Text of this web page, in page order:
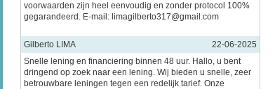
voorwaarden zijn heel eenvoudig en zonder protocol 100%
gegarandeerd. E-mail: limagilberto317@gmail.com
Gilberto LIMA
22-06-2025
Snelle lening en financiering binnen 48 uur. Hallo, u bent
dringend op zoek naar een lening. Wij bieden u snelle, zeer
betrouwbare leningen tegen een redelijk tarief. Onze